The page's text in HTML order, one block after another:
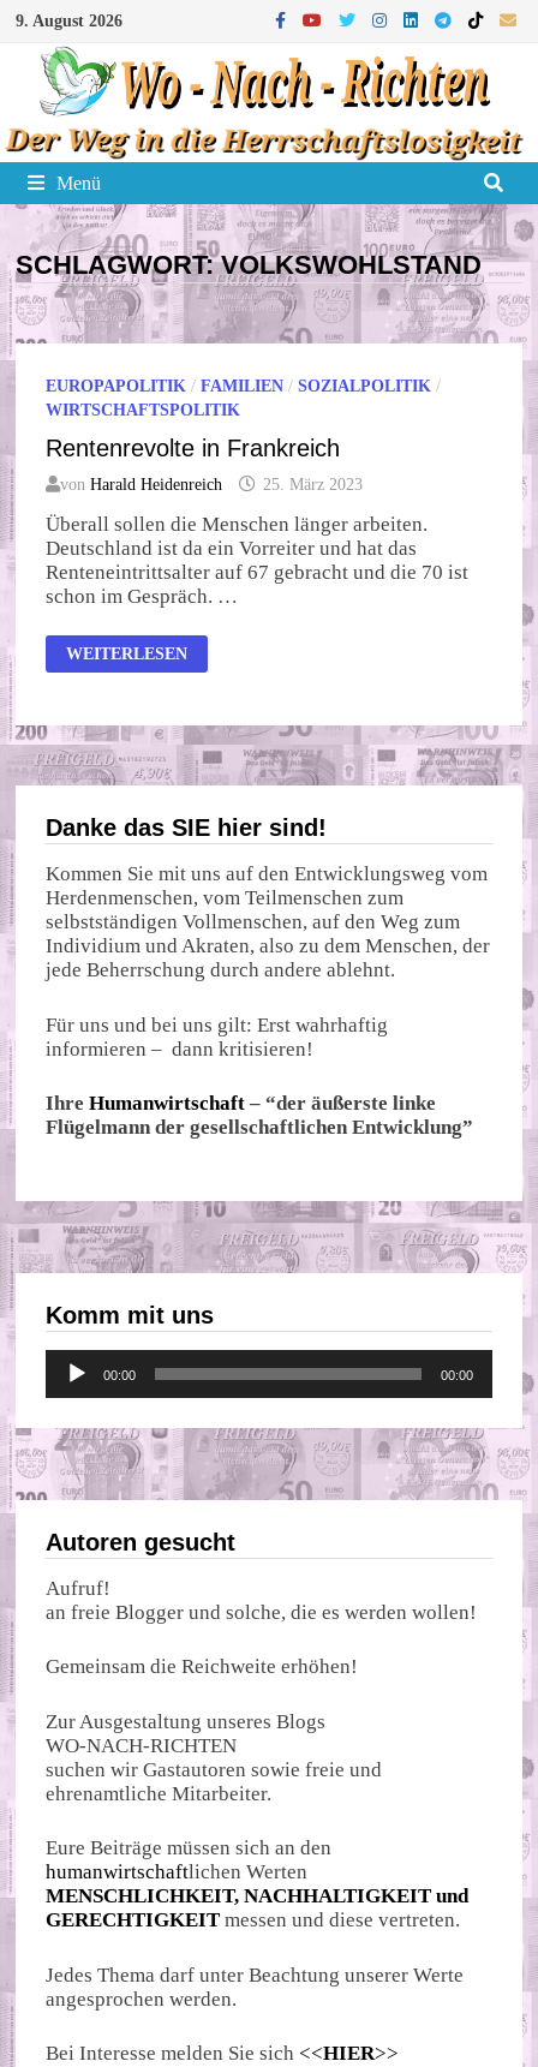
Zum
Inhalt
springen
9. August 2026
Menü
SCHLAGWORT:VOLKSWOHLSTAND
EUROPAPOLITIK /FAMILIEN /SOZIALPOLITIK /
WIRTSCHAFTSPOLITIK
Rentenrevolte in Frankreich
vonHarald Heidenreich 25. März 2023
Überall sollen die Menschen länger arbeiten.
Deutschland ist da ein Vorreiter und hat das
Renteneintrittsalter auf 67 gebracht und die 70 ist
schon im Gespräch. …
RENTENREVOLTE
IN
WEITERLESEN
Danke das SIE hier sind!
Kommen Sie mit uns auf den Entwicklungsweg vom
Herdenmenschen, vom Teilmenschen zum
selbstständigen Vollmenschen, auf den Weg zum
Individium und Akraten, also zu dem Menschen, der
jede Beherrschung durch andere ablehnt.
Für uns und bei uns gilt: Erst wahrhaftig
informieren – dann kritisieren!
IhreHumanwirtschaft – “der äußerste linke
Flügelmann der gesellschaftlichen Entwicklung”
Komm mit uns
Audio-
Player
00:00 00:00
Autoren gesucht
Aufruf!
an freie Blogger und solche, die es werden wollen!
Gemeinsam die Reichweite erhöhen!
Zur Ausgestaltung unseres Blogs
WO-NACH-RICHTEN
suchen wir Gastautoren sowie freie und
ehrenamtliche Mitarbeiter.
Eure Beiträge müssen sich an den
humanwirtschaftlichen Werten
MENSCHLICHKEIT, NACHHALTIGKEIT und
GERECHTIGKEIT messen und diese vertreten.
Jedes Thema darf unter Beachtung unserer Werte
angesprochen werden.
Bei Interesse melden Sie sich <<HIER>>